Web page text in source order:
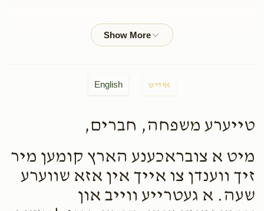
Chaim Yankel Lebowitz, Kalmy Lebowitz
Kalmy Lebowitz
Yossi Hoffman / Tile Fix
Chaim Yankel Lebowitz,
2 months ago $18.00
שלמה לעבאוויטשKalmy Lebowitz
English אידיש
טייערע משפחה, חברים,
מיט א צובראכענע הארץ קומען מיר
זיך ווענדן צו אייך אין אזא שווערע
שעה. א געטרייע ווייב און